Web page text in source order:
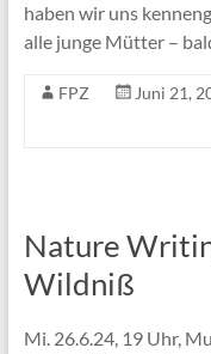
haben wir uns
alle junge Mütter –
FPZ Juni 21,
Nature
Wildniß
Mi. 26.6.24, 19 Uhr,